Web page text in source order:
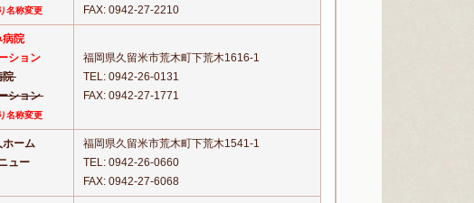
名称変更
FAX: 0942-27-2210
病院
ション
院
ション
名称変更
福岡県久留米市荒木町下荒木1616-1
TEL: 0942-26-0131
FAX: 0942-27-1771
ホーム
ュー
福岡県久留米市荒木町下荒木1541-1
TEL: 0942-26-0660
FAX: 0942-27-6068